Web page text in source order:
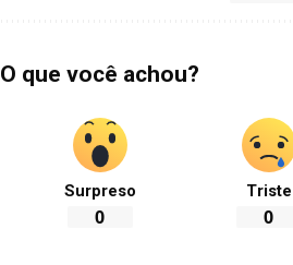
O que você achou?
Surpreso
0
Triste
0